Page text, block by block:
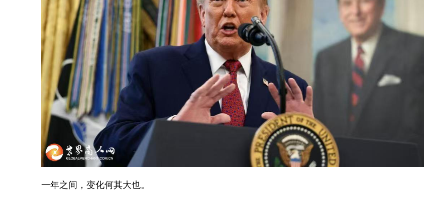
一年之间，变化何其大也。